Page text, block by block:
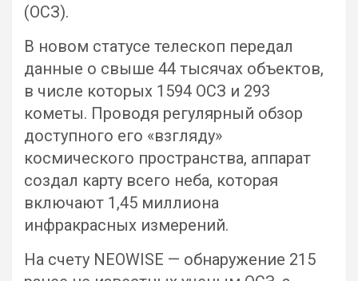
(ОСЗ).
В новом статусе телескоп передал
данные о свыше 44 тысячах объектов,
в числе которых 1594 ОСЗ и 293
кометы. Проводя регулярный обзор
доступного его «взгляду»
космического пространства, аппарат
создал карту всего неба, которая
включают 1,45 миллиона
инфракрасных измерений.
На счету NEOWISE — обнаружение 215